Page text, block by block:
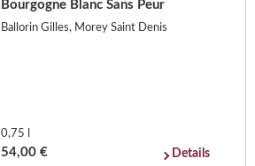
Bourgogne Blanc Sans Peur
Ballorin Gilles, Morey Saint Denis
0,75 l
54,00 € Details